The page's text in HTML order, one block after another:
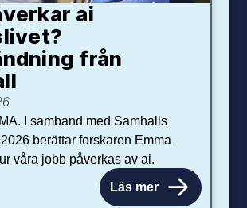
ai
från
I samband med Samhalls
berättar forskaren Emma
våra jobb påverkas av ai.
Läs mer